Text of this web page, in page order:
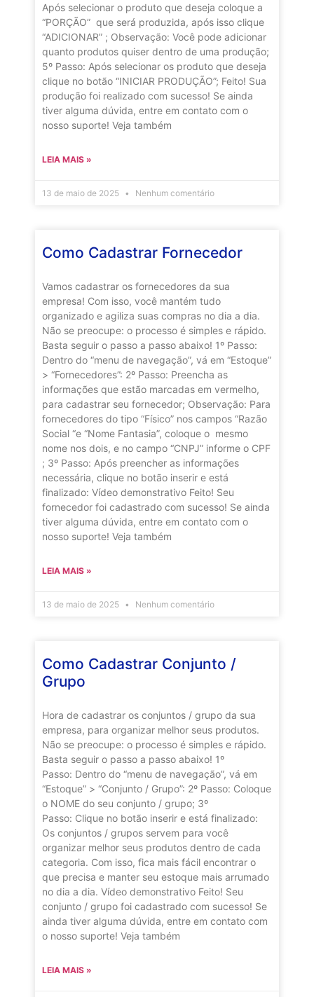
Após selecionar o produto que deseja coloque a
“PORÇÃO” que será produzida, após isso clique
“ADICIONAR” ; Observação: Você pode adicionar
quanto produtos quiser dentro de uma produção;
5º Passo: Após selecionar os produto que deseja
clique no botão “INICIAR PRODUÇÃO”; Feito! Sua
produção foi realizado com sucesso! Se ainda
tiver alguma dúvida, entre em contato com o
nosso suporte! Veja também
LEIA MAIS »
13 de maio de 2025 Nenhum comentário
Como Cadastrar Fornecedor
Vamos cadastrar os fornecedores da sua
empresa! Com isso, você mantém tudo
organizado e agiliza suas compras no dia a dia.
Não se preocupe: o processo é simples e rápido.
Basta seguir o passo a passo abaixo! 1º Passo:
Dentro do “menu de navegação”, vá em “Estoque”
> “Fornecedores”: 2º Passo: Preencha as
informações que estão marcadas em vermelho,
para cadastrar seu fornecedor; Observação: Para
fornecedores do tipo “Físico” nos campos “Razão
Social “e “Nome Fantasia”, coloque o mesmo
nome nos dois, e no campo “CNPJ” informe o CPF
; 3º Passo: Após preencher as informações
necessária, clique no botão inserir e está
finalizado: Vídeo demonstrativo Feito! Seu
fornecedor foi cadastrado com sucesso! Se ainda
tiver alguma dúvida, entre em contato com o
nosso suporte! Veja também
LEIA MAIS »
13 de maio de 2025 Nenhum comentário
Como Cadastrar Conjunto /
Grupo
Hora de cadastrar os conjuntos / grupo da sua
empresa, para organizar melhor seus produtos.
Não se preocupe: o processo é simples e rápido.
Basta seguir o passo a passo abaixo! 1º
Passo: Dentro do “menu de navegação”, vá em
“Estoque” > “Conjunto / Grupo”: 2º Passo: Coloque
o NOME do seu conjunto / grupo; 3º
Passo: Clique no botão inserir e está finalizado:
Os conjuntos / grupos servem para você
organizar melhor seus produtos dentro de cada
categoria. Com isso, fica mais fácil encontrar o
que precisa e manter seu estoque mais arrumado
no dia a dia. Vídeo demonstrativo Feito! Seu
conjunto / grupo foi cadastrado com sucesso! Se
ainda tiver alguma dúvida, entre em contato com
o nosso suporte! Veja também
LEIA MAIS »